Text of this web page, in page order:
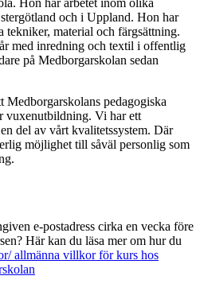
och i Uppland. Hon har
tekniker, material och färgsättning.
med inredning och textil i offentlig
på Medborgarskolan sedan
Medborgarskolans pedagogiska
vuxenutbildning. Vi har ett
del av vårt kvalitetssystem. Där
möjlighet till såväl personlig som
e-postadress cirka en vecka före
Här kan du läsa mer om hur du
allmänna villkor för kurs hos